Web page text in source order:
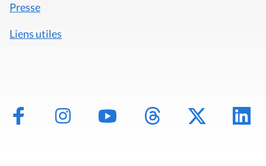
Presse
Liens utiles